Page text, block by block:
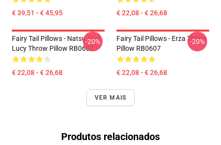
€ 39,51 - € 45,95 € 22,08 - € 26,68
Fairy Tail Pillows - Natsu And
Lucy Throw Pillow RB0607
€ 22,08 - € 26,68
-20%
Fairy Tail Pillows - Erza Throw
Pillow RB0607
€ 22,08 - € 26,68
-20%
VER MAIS
Produtos relacionados